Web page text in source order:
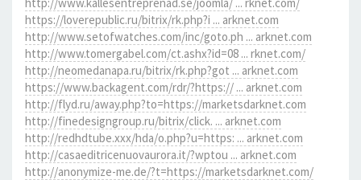
https://loverepublic.ru/bitrix/rk.php?i ... arknet.com
http://www.setofwatches.com/inc/goto.ph ... arknet.com
http://www.tomergabel.com/ct.ashx?id=08 ... rknet.com/
http://neomedanapa.ru/bitrix/rk.php?got ... arknet.com
https://www.backagent.com/rdr/?https:// ... arknet.com
http://flyd.ru/away.php?to=https://marketsdarknet.com
http://finedesigngroup.ru/bitrix/click. ... arknet.com
http://redhdtube.xxx/hda/o.php?u=https: ... arknet.com
http://casaeditricenuovaurora.it/?wptou ... arknet.com
http://anonymize-me.de/?t=https://marketsdarknet.com/